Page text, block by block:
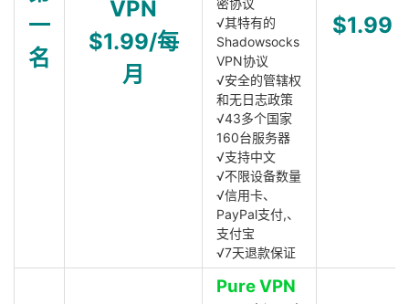
一
名
VPN
$1.99/每
月
密协议
√其特有的
Shadowsocks
VPN协议
√安全的管辖权
和无日志政策
√43多个国家
160台服务器
√支持中文
√不限设备数量
√信用卡、
PayPal支付,、
支付宝
√7天退款保证
$1.99
Pure VPN